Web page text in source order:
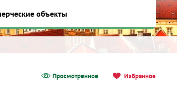
объекты
Просмотренное Избранное